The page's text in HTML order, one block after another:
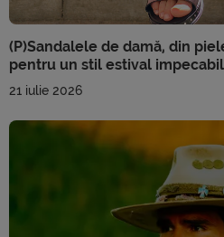
(P)Sandalele de damă, din
pentru un stil estival impecabil
21 iulie 2026